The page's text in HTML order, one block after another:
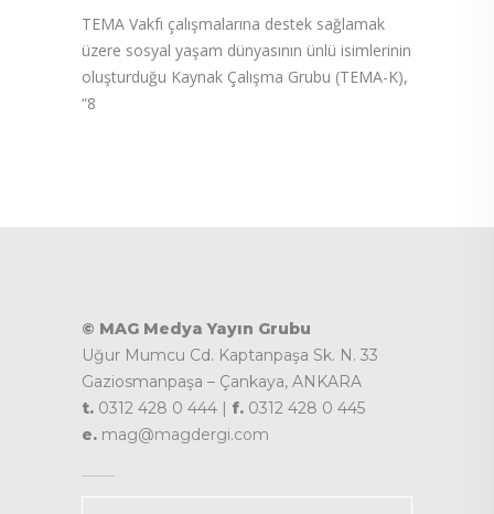
TEMA Vakfı çalışmalarına destek sağlamak
üzere sosyal yaşam dünyasının ünlü isimlerinin
oluşturduğu Kaynak Çalışma Grubu (TEMA-K),
“8
© MAG Medya Yayın Grubu
Uğur Mumcu Cd. Kaptanpaşa Sk. N. 33
Gaziosmanpaşa – Çankaya, ANKARA
t. 0312 428 0 444 | f. 0312 428 0 445
e. mag@magdergi.com